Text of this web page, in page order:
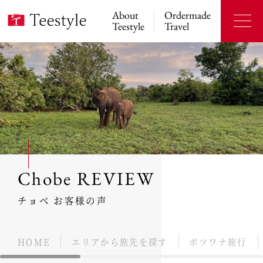
About
Teestyle
Ordermade
Travel
Chobe REVIEW
チョベ お客様の声
HOME エリアから旅先を探す ボツワナ旅行